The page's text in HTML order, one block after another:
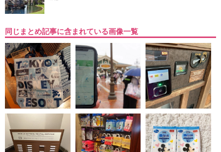
同じまとめ記事に含まれている画像一覧